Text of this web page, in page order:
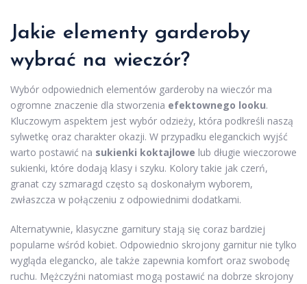
Jakie elementy garderoby
wybrać na wieczór?
Wybór odpowiednich elementów garderoby na wieczór ma
ogromne znaczenie dla stworzenia efektownego looku.
Kluczowym aspektem jest wybór odzieży, która podkreśli naszą
sylwetkę oraz charakter okazji. W przypadku eleganckich wyjść
warto postawić na sukienki koktajlowe lub długie wieczorowe
sukienki, które dodają klasy i szyku. Kolory takie jak czerń,
granat czy szmaragd często są doskonałym wyborem,
zwłaszcza w połączeniu z odpowiednimi dodatkami.
Alternatywnie, klasyczne garnitury stają się coraz bardziej
popularne wśród kobiet. Odpowiednio skrojony garnitur nie tylko
wygląda elegancko, ale także zapewnia komfort oraz swobodę
ruchu. Mężczyźni natomiast mogą postawić na dobrze skrojony